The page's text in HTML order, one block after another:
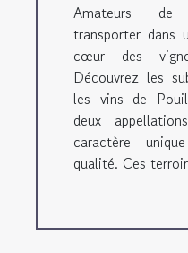
Amateurs de
transporter dans
cœur des
Découvrez les
les vins de
deux
caractère
qualité. Ces